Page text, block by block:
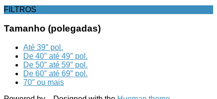
FILTROS
Tamanho (polegadas)
Até 39″ pol.
De 40″ até 49″ pol.
De 50″ até 59″ pol.
De 60″ até 69″ pol.
70″ ou mais